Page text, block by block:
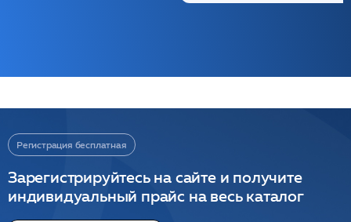
Регистрация бесплатная
Зарегистрируйтесь на сайте и получите
индивидуальный прайс на весь каталог